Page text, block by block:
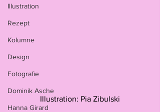
Illustration
Rezept
Kolumne
Design
Fotografie
Dominik Asche
Hanna Girard
Illustration: Pia Zibulski